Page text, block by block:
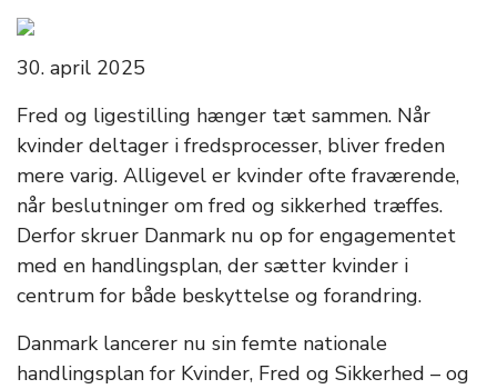
30. april 2025
Fred og ligestilling hænger tæt sammen. Når
kvinder deltager i fredsprocesser, bliver freden
mere varig. Alligevel er kvinder ofte fraværende,
når beslutninger om fred og sikkerhed træffes.
Derfor skruer Danmark nu op for engagementet
med en handlingsplan, der sætter kvinder i
centrum for både beskyttelse og forandring.
Danmark lancerer nu sin femte nationale
handlingsplan for Kvinder, Fred og Sikkerhed – og